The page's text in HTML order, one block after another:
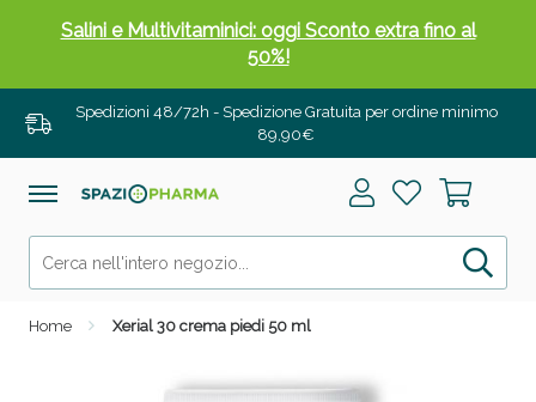
Spedizioni 48/72h - Spedizione Gratuita per ordine minimo
89,90€
Home Xerial 30 crema piedi 50 ml
Salini e Multivitaminici: oggi Sconto extra fino al
50%!